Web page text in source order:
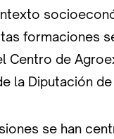
formaciones
Centro de
la Diputación de
se han